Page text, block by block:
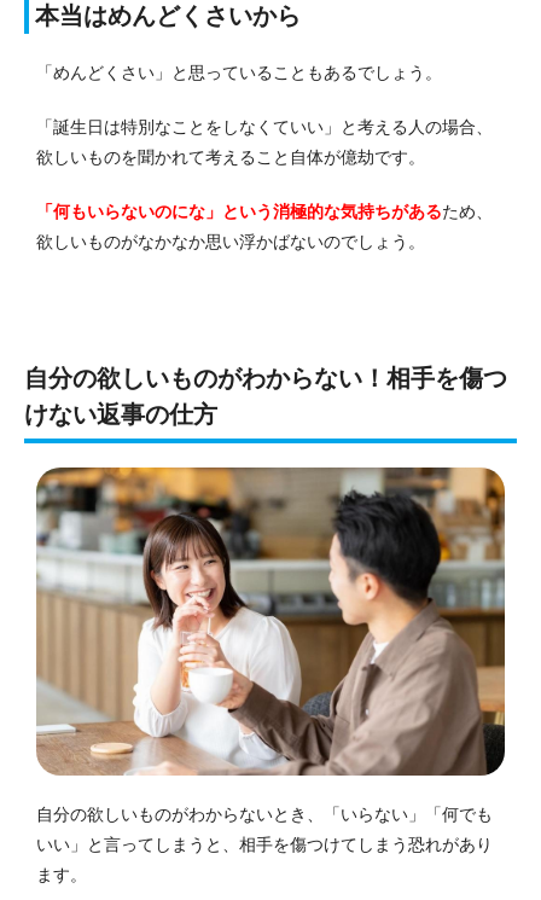
本当はめんどくさいから
「めんどくさい」と思っていることもあるでしょう。
「誕生日は特別なことをしなくていい」と考える人の場合、
欲しいものを聞かれて考えること自体が億劫です。
「何もいらないのにな」という消極的な気持ちがあるため、
欲しいものがなかなか思い浮かばないのでしょう。
自分の欲しいものがわからない！相手を傷つ
けない返事の仕方
自分の欲しいものがわからないとき、「いらない」「何でも
いい」と言ってしまうと、相手を傷つけてしまう恐れがあり
ます。